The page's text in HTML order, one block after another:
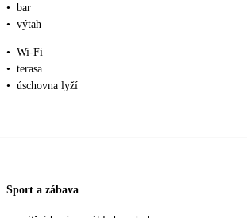
• bar
• výtah
• Wi-Fi
• terasa
• úschovna lyží
Sport a zábava